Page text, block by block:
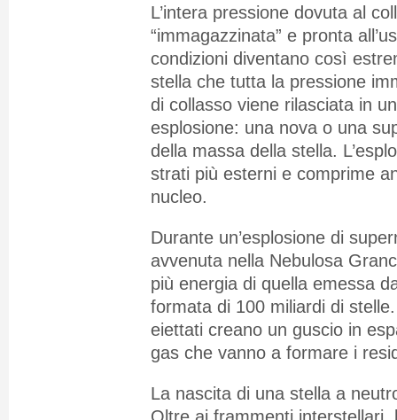
L’intera pressione dovuta al
“immagazzinata” e pronta
condizioni diventano così
stella che tutta la pressione
di collasso viene rilasciata in
esplosione: una nova o una
della massa della stella.
strati più esterni e comprime
nucleo.
Durante un’esplosione di
avvenuta nella Nebulosa
più energia di quella emessa
formata di 100 miliardi di
eiettati creano un guscio in
gas che vanno a formare i
La nascita di una stella a
Oltre ai frammenti interstellari,